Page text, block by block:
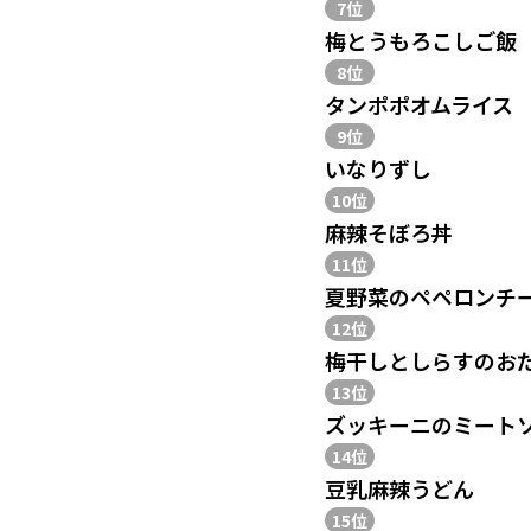
7位
梅とうもろこしご飯
8位
タンポポオムライス
9位
いなりずし
10位
麻辣そぼろ丼
11位
夏野菜のペペロンチ
12位
梅干しとしらすのお
13位
ズッキーニのミート
14位
豆乳麻辣うどん
15位